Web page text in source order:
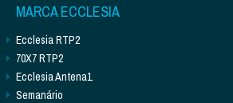
MARCA ECCLESIA
Ecclesia RTP2
70X7 RTP2
Ecclesia Antena1
Semanário